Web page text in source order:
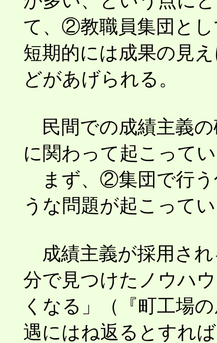
て、②教職員集団と
短期的には成果の見
どがあげられる。
民間での成績主義
に関わって起こって
まず、②集団で行う
うな問題が起こって
成績主義が採用さ
分で見つけたノウハ
くなる」（『町工場
遇にはね返るとすれ